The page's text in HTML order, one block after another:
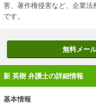
害、著作権侵害など、企業
です。
無料メー
新 英樹 弁護士の詳細情報
基本情報